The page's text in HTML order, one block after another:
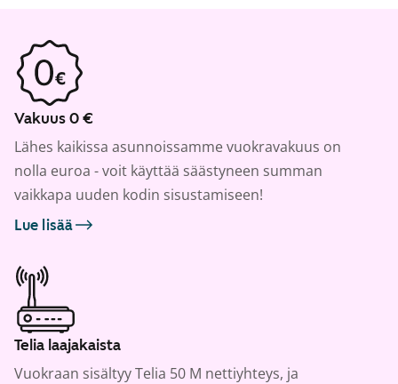
Vakuus 0 €
Lähes kaikissa asunnoissamme vuokravakuus on
nolla euroa - voit käyttää säästyneen summan
vaikkapa uuden kodin sisustamiseen!
Lue lisää
Telia laajakaista
Vuokraan sisältyy Telia 50 M nettiyhteys, ja